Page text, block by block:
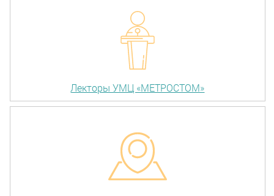
Лекторы УМЦ «МЕТРОСТОМ»